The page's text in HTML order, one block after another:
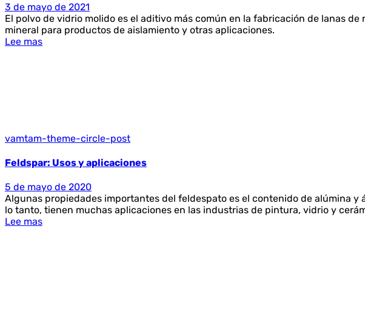
3 de mayo de 2021
El polvo de vidrio molido es el aditivo más común en la fabricación de lanas de
mineral para productos de aislamiento y otras aplicaciones.
Lee mas
vamtam-theme-circle-post
Feldspar: Usos y aplicaciones
5 de mayo de 2020
Algunas propiedades importantes del feldespato es el contenido de alúmina y
lo tanto, tienen muchas aplicaciones en las industrias de pintura, vidrio y
Lee mas